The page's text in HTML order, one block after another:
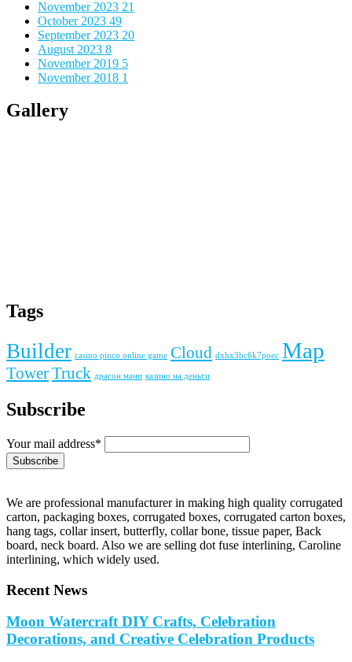
November 2023 21
October 2023 49
September 2023 20
August 2023 8
November 2019 5
November 2018 1
Gallery
Tags
Builder casino pinco online game Cloud dxhx3bc6k7poec Map
TowerTruck драгон мани казино на деньги
Subscribe
Your mail address*
We are professional manufacturer in making high quality corrugated
carton, packaging boxes, corrugated boxes, corrugated carton boxes,
hang tags, collar insert, butterfly, collar bone, tissue paper, Back
board, neck board. Also we are selling dot fuse interlining, Caroline
interlining, which widely used.
Recent News
Moon Watercraft DIY Crafts, Celebration
Decorations, and Creative Celebration Products